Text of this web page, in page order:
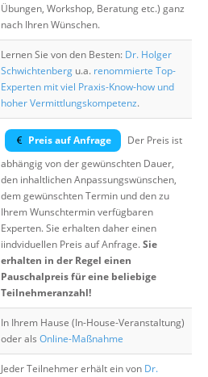
Übungen, Workshop, Beratung etc.) ganz
nach Ihren Wünschen.
Lernen Sie von den Besten: Dr. Holger
Schwichtenberg u.a. renommierte Top-
Experten mit viel Praxis-Know-how und
hoher Vermittlungskompetenz.
Preis auf Anfrage
Der Preis ist
abhängig von der gewünschten Dauer,
den inhaltlichen Anpassungswünschen,
dem gewünschten Termin und den zu
Ihrem Wunschtermin verfügbaren
Experten. Sie erhalten daher einen
iindviduellen Preis auf Anfrage.Sie
erhalten in der Regel einen
Pauschalpreis für eine beliebige
Teilnehmeranzahl!
In Ihrem Hause (In-House-Veranstaltung)
oder als Online-Maßnahme
Jeder Teilnehmer erhält ein von Dr.